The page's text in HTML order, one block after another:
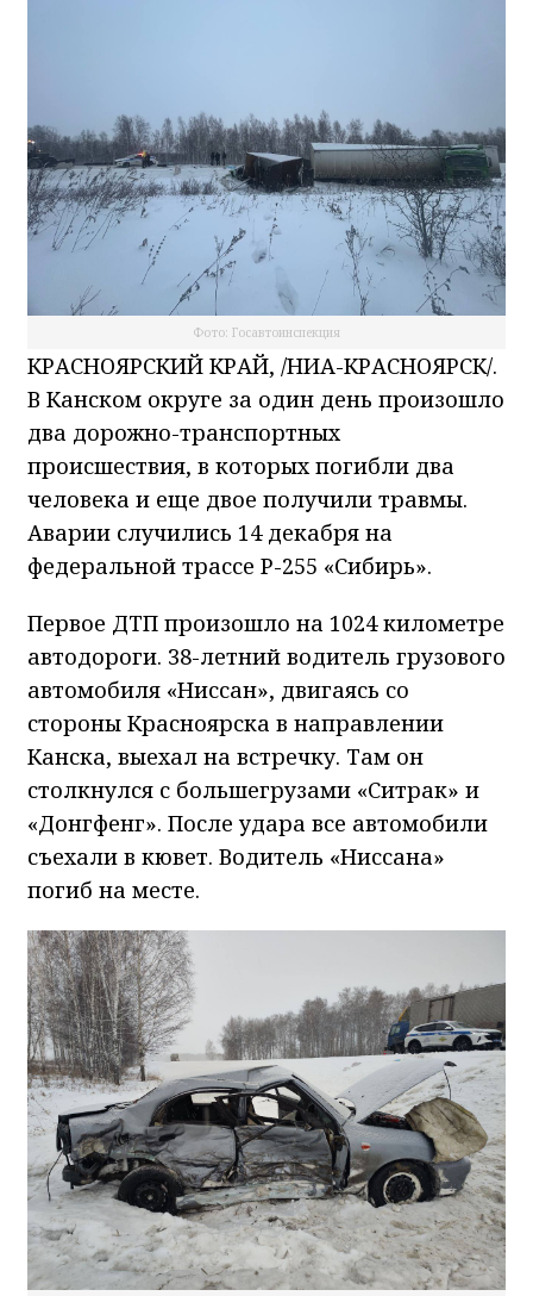
Фото: Госавтоинспекция
КРАСНОЯРСКИЙ КРАЙ, /НИА-КРАСНОЯРСК/.
В Канском округе за один день произошло
два дорожно-транспортных
происшествия, в которых погибли два
человека и еще двое получили травмы.
Аварии случились 14 декабря на
федеральной трассе Р-255 «Сибирь».
Первое ДТП произошло на 1024 километре
автодороги. 38-летний водитель грузового
автомобиля «Ниссан», двигаясь со
стороны Красноярска в направлении
Канска, выехал на встречку. Там он
столкнулся с большегрузами «Ситрак» и
«Донгфенг». После удара все автомобили
съехали в кювет. Водитель «Ниссана»
погиб на месте.